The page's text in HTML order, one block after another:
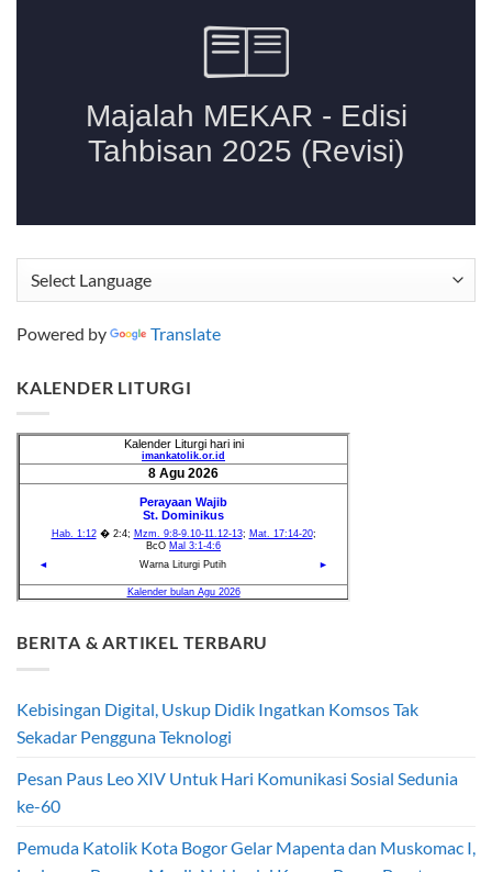
Powered by Translate
KALENDER LITURGI
BERITA & ARTIKEL TERBARU
Kebisingan Digital, Uskup Didik Ingatkan Komsos Tak
Sekadar Pengguna Teknologi
Pesan Paus Leo XIV Untuk Hari Komunikasi Sosial Sedunia
ke-60
Pemuda Katolik Kota Bogor Gelar Mapenta dan Muskomac I,